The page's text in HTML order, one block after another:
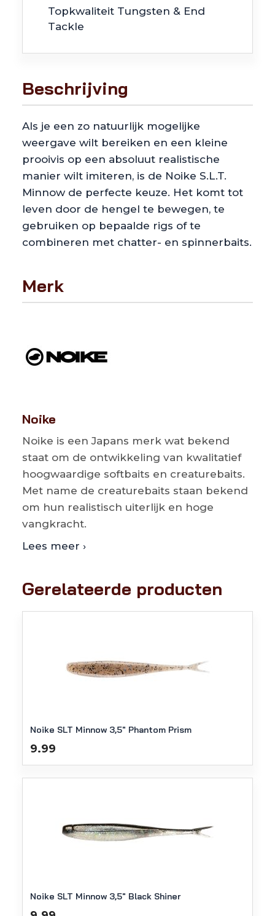
Topkwaliteit Tungsten & End
Tackle
Beschrijving
Als je een zo natuurlijk mogelijke
weergave wilt bereiken en een kleine
prooivis op een absoluut realistische
manier wilt imiteren, is de Noike S.L.T.
Minnow de perfecte keuze. Het komt tot
leven door de hengel te bewegen, te
gebruiken op bepaalde rigs of te
combineren met chatter- en spinnerbaits.
Merk
Noike
Noike is een Japans merk wat bekend
staat om de ontwikkeling van kwalitatief
hoogwaardige softbaits en creaturebaits.
Met name de creaturebaits staan bekend
om hun realistisch uiterlijk en hoge
vangkracht.
Lees meer ›
Gerelateerde producten
Noike SLT Minnow 3,5″ Phantom Prism
9.99
Noike SLT Minnow 3,5″ Black Shiner